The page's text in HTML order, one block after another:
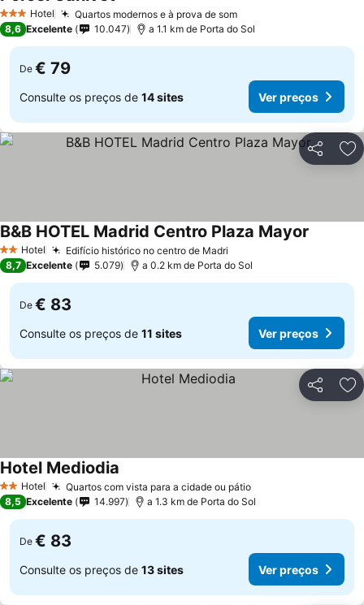
3 EstrelasHotel Quartos modernos e à prova de som
8,6 Excelente 10.047 a 1.1 km de Porta do Sol
De € 79
Consulte os preços de 14 sites Ver preços
Partilhar
2 Estrelas
Hotel Edifício histórico no centro de Madri
B&B HOTEL Madrid Centro Plaza Mayor
8,7 Excelente 5.079 a 0.2 km de Porta do Sol
De € 83
Consulte os preços de 11 sites Ver preços
Partilhar
2 Estrelas
Hotel Quartos com vista para a cidade ou pátio
Hotel Mediodia
8,5 Excelente 14.997 a 1.3 km de Porta do Sol
De € 83
Consulte os preços de 13 sites Ver preços